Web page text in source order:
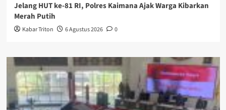
Jelang HUT ke-81 RI, Polres Kaimana Ajak Warga Kibarkan
Merah Putih
Kabar Triton 6 Agustus 2026 0